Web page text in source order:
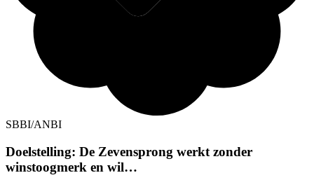
SBBI/ANBI
Doelstelling: De Zevensprong werkt zonder
winstoogmerk en wil…